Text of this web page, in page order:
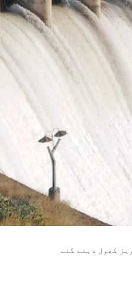
کھول دیئے گئے